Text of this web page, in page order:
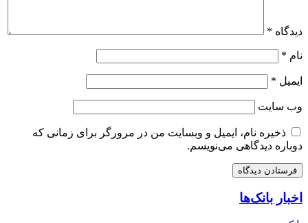
دیدگاه *
نام *
ایمیل *
وب‌ سایت
ذخیره نام، ایمیل و وبسایت من در مرورگر برای زمانی که
دوباره دیدگاهی می‌نویسم.
اخبار بانک‌ها